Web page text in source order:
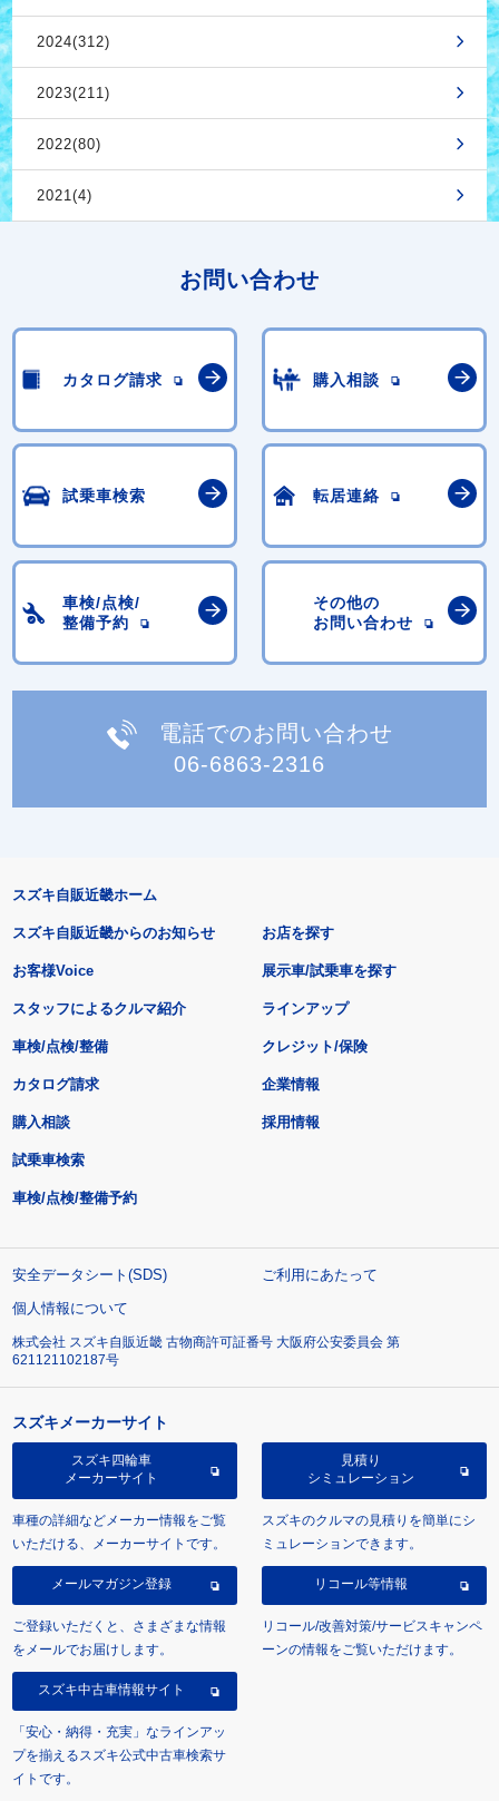
2024(312)
2023(211)
2022(80)
2021(4)
お問い合わせ
カタログ請求 購入相談
試乗車検索 転居連絡
車検/点検/
整備予約
その他の
お問い合わせ
電話でのお問い合わせ
06-6863-2316
スズキ自販近畿ホーム
スズキ自販近畿からのお知らせ
お客様Voice
スタッフによるクルマ紹介
お店を探す
展示車/試乗車を探す
ラインアップ
車検/点検/整備 クレジット/保険
カタログ請求
購入相談
試乗車検索
車検/点検/整備予約
企業情報
採用情報
安全データシート(SDS)
ご利用にあたって
個人情報について
株式会社 スズキ自販近畿 古物商許可証番号 大阪府公安委員会 第
621121102187号
スズキメーカーサイト
スズキ四輪車
メーカーサイト
車種の詳細などメーカー情報をご覧
いただける、メーカーサイトです。
見積り
シミュレーション
スズキのクルマの見積りを簡単にシ
ミュレーションできます。
メールマガジン登録
ご登録いただくと、さまざまな情報
をメールでお届けします。
リコール等情報
リコール/改善対策/サービスキャンペ
ーンの情報をご覧いただけます。
スズキ中古車情報サイト
「安心・納得・充実」なラインアッ
プを揃えるスズキ公式中古車検索サ
イトです。